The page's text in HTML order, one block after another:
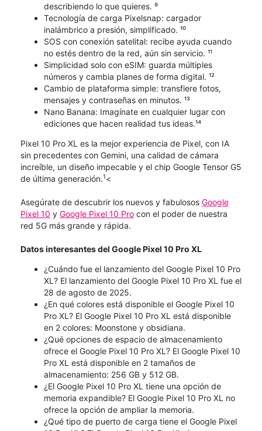
describiendo lo que quieres. ⁹
Tecnología de carga Pixelsnap: cargador
inalámbrico a presión, simplificado. ¹⁰
SOS con conexión satelital: recibe ayuda cuando
no estés dentro de la red, aún sin servicio. ¹¹
Simplicidad solo con eSIM: guarda múltiples
números y cambia planes de forma digital. ¹²
Cambio de plataforma simple: transfiere fotos,
mensajes y contraseñas en minutos. ¹³
Nano Banana: Imagínate en cualquier lugar con
ediciones que hacen realidad tus ideas.¹⁴
Pixel 10 Pro XL es la mejor experiencia de Pixel, con IA
sin precedentes con Gemini, una calidad de cámara
increíble, un diseño impecable y el chip Google Tensor G5
de última generación.1<
Asegúrate de descubrir los nuevos y fabulosos Google
Pixel 10 y Google Pixel 10 Pro con el poder de nuestra
red 5G más grande y rápida.
Datos interesantes del Google Pixel 10 Pro XL
¿Cuándo fue el lanzamiento del Google Pixel 10 Pro
XL? El lanzamiento del Google Pixel 10 Pro XL fue el
28 de agosto de 2025.
¿En qué colores está disponible el Google Pixel 10
Pro XL? El Google Pixel 10 Pro XL está disponible
en 2 colores: Moonstone y obsidiana.
¿Qué opciones de espacio de almacenamiento
ofrece el Google Pixel 10 Pro XL? El Google Pixel 10
Pro XL está disponible en 2 tamaños de
almacenamiento: 256 GB y 512 GB.
¿El Google Pixel 10 Pro XL tiene una opción de
memoria expandible? El Google Pixel 10 Pro XL no
ofrece la opción de ampliar la memoria.
¿Qué tipo de puerto de carga tiene el Google Pixel